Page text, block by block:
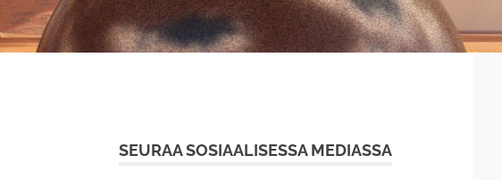
SEURAA SOSIAALISESSA MEDIASSA